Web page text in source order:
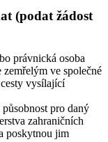
(podat žádost
právnická osoba
ve společné
vysílající
pro daný
zahraničních
poskytnou jim